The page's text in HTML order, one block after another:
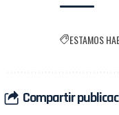
ESTAMOS
Compartir